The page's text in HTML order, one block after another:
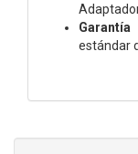
estándar